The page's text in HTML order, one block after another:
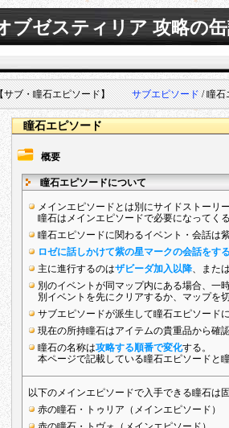
ブゼスティリア 攻略の
・瞳石エピソード】サブエピソード/ 瞳石
瞳石エピソード
概要
瞳石エピソードについて
メインエピソードとは別にサイドストーリ
瞳石はメインエピソードで必要になってく
瞳石エピソードに関わるイベント・会話は
ロゼに話しかけて紫の星マークの会話をす
主に進行するのはザビーダ加入以降、また
別のイベントが同マップ内にある場合、一
別イベントを先にクリアするか、マップを
サブエピソードが派生して瞳石エピソード
現在の所持瞳石はアイテムの貴重品から確
瞳石の名称は攻略する順番で変化する。
本ページで記載している瞳石エピソードと
以下のメインエピソードで入手できる瞳石は
赤の瞳石・トゥリア（メインエピソード）